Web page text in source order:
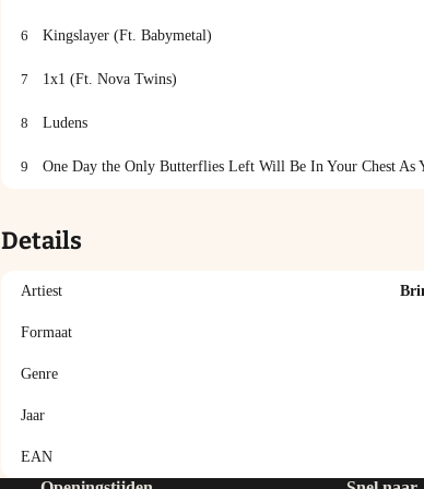
6 Kingslayer (Ft. Babymetal)
7 1x1 (Ft. Nova Twins)
8 Ludens
9 One Day the Only Butterflies Left Will Be In Your Chest As
Details
Artiest
Formaat
Genre
Jaar
EAN